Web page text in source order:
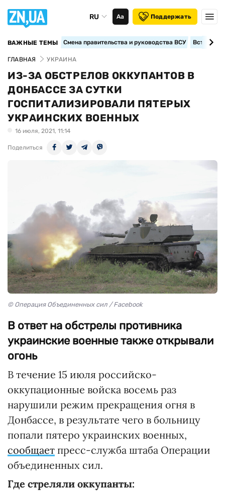
RU Аа Поддержать
ВАЖНЫЕ ТЕМЫ Смена правительства и руководства ВСУ
ГЛАВНАЯ УКРАИНА
ИЗ-ЗА ОБСТРЕЛОВ ОККУПАНТОВ В
ДОНБАССЕ ЗА СУТКИ
ГОСПИТАЛИЗИРОВАЛИ ПЯТЕРЫХ
УКРАИНСКИХ ВОЕННЫХ
16 июля, 2021, 11:14
Поделиться
© Операция Объединенных сил / Facebook
В ответ на обстрелы противника
украинские военные также открывали
огонь
В течение 15 июля российско-
оккупационные войска восемь раз
нарушили режим прекращения огня в
Донбассе, в результате чего в больницу
попали пятеро украинских военных,
сообщает пресс-служба штаба Операции
объединенных сил.
Где стреляли оккупанты: